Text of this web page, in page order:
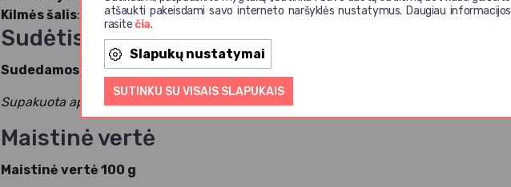
atšaukti pakeisdami savo interneto naršyklės nustatymus. Daugiau informacijos
rasitečia.
Slapukų nustatymai
SUTINKU SU VISAIS SLAPUKAIS
Kilmės šalis: ne ES
Sudėtis
Sudedamosios dalys:šviesus agavų sirupas.
Supakuota aplinkoje, kurioje gali būti glitimo,riešutų, sojos ir sezamų pėdsakų.
Maistinė vertė
Maistinė vertė 100 g